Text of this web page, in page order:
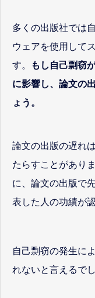
多くの出版社では
ウェアを使用して
す。
もし自己剽窃
に影響し、論文の
ょう。
論文の出版の遅れ
たらすことがあり
に、論文の出版で
表した人の功績が
自己剽窃の発生に
れないと言えるでし